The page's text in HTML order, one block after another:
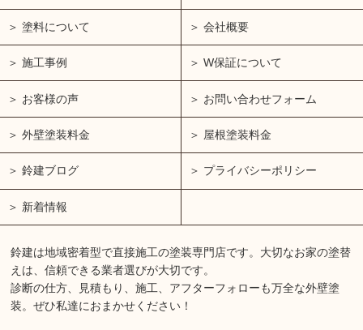
塗料について 会社概要
施工事例 W保証について
お客様の声 お問い合わせフォーム
外壁塗装料金 屋根塗装料金
鈴建ブログ プライバシーポリシー
新着情報
鈴建は地域密着型で直接施工の塗装専門店です。大切なお家の塗替
えは、信頼できる業者選びが大切です。
診断の仕方、見積もり、施工、アフターフォローも万全な外壁塗
装。ぜひ私達におまかせください！